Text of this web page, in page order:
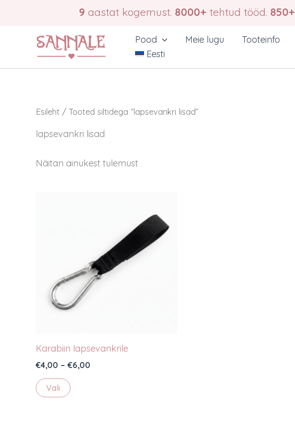
9 aastat kogemust. 8000+ tehtud tööd. 850+
Pood Meie lugu Tooteinfo
Eesti
Esileht / Tooted siltidega “lapsevankri lisad”
lapsevankri lisad
Näitan ainukest tulemust
Karabiin lapsevankrile
€4,00 – €6,00
Vali